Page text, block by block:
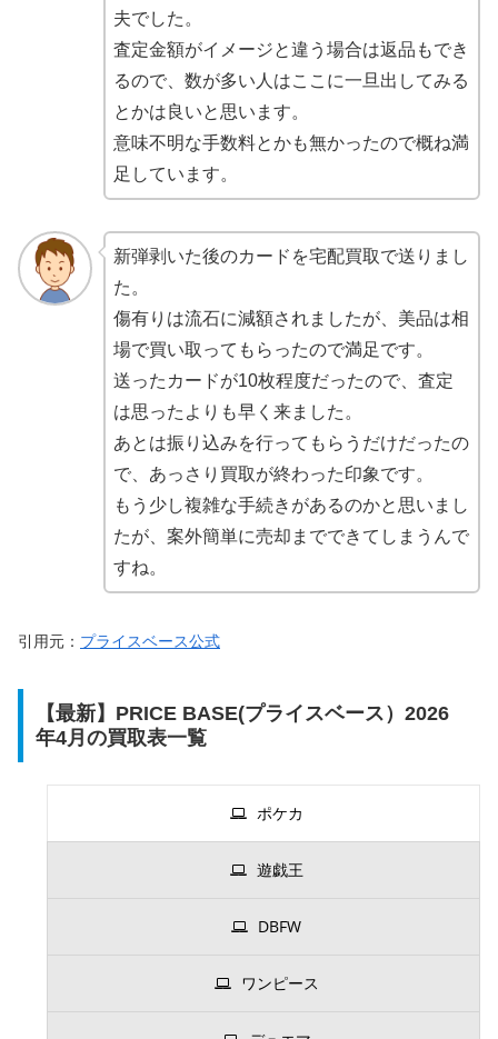
夫でした。
査定金額がイメージと違う場合は返品もでき
るので、数が多い人はここに一旦出してみる
とかは良いと思います。
意味不明な手数料とかも無かったので概ね満
足しています。
新弾剥いた後のカードを宅配買取で送りまし
た。
傷有りは流石に減額されましたが、美品は相
場で買い取ってもらったので満足です。
送ったカードが10枚程度だったので、査定
は思ったよりも早く来ました。
あとは振り込みを行ってもらうだけだったの
で、あっさり買取が終わった印象です。
もう少し複雑な手続きがあるのかと思いまし
たが、案外簡単に売却までできてしまうんで
すね。
引用元： プライスベース公式
【最新】PRICE BASE(プライスベース）2026
年4月の買取表一覧
ポケカ
遊戯王
DBFW
ワンピース